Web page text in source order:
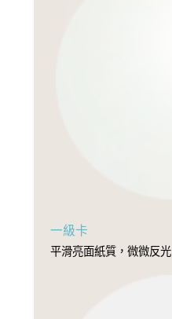
一級卡
平滑亮面紙質，微微反光